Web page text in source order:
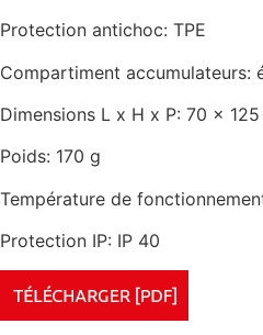
Protection antichoc: TPE
Compartiment accumulateurs:
Dimensions L x H x P: 70 x
Poids: 170 g
Température de
Protection IP: IP 40